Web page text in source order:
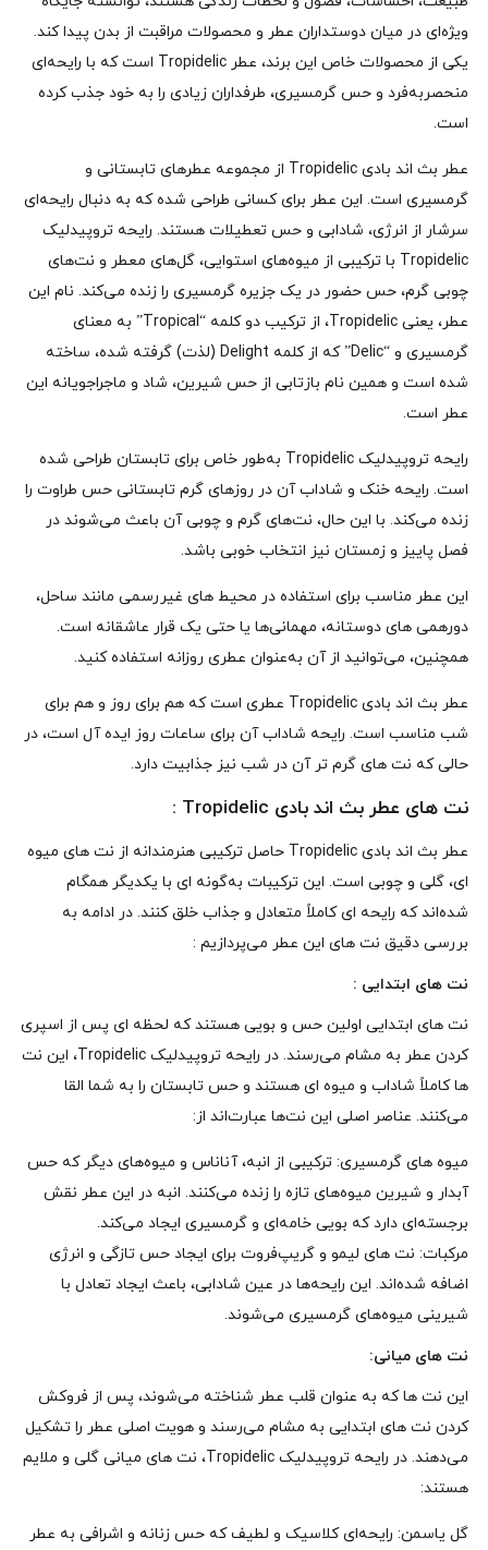
ویژه‌ای در میان دوستداران عطر و محصولات مراقبت از بدن پیدا کند.
یکی از محصولات خاص این برند، عطر Tropidelic است که با رایحه‌ای
منحصربه‌فرد و حس گرمسیری، طرفداران زیادی را به خود جذب کرده
است.
عطر بث اند بادی Tropidelic از مجموعه عطرهای تابستانی و
گرمسیری است. این عطر برای کسانی طراحی شده که به دنبال رایحه‌ای
سرشار از انرژی، شادابی و حس تعطیلات هستند. رایحه تروپیدلیک
Tropidelic با ترکیبی از میوه‌های استوایی، گل‌های معطر و نت‌های
چوبی گرم، حس حضور در یک جزیره گرمسیری را زنده می‌کند. نام این
عطر، یعنی Tropidelic، از ترکیب دو کلمه “Tropical” به معنای
گرمسیری و “Delic” که از کلمه Delight (لذت) گرفته شده، ساخته
شده است و همین نام بازتابی از حس شیرین، شاد و ماجراجویانه این
عطر است.
رایحه تروپیدلیک Tropidelic به‌طور خاص برای تابستان طراحی شده
است. رایحه خنک و شاداب آن در روزهای گرم تابستانی حس طراوت را
زنده می‌کند. با این حال، نت‌های گرم و چوبی آن باعث می‌شوند در
فصل پاییز و زمستان نیز انتخاب خوبی باشد.
این عطر مناسب برای استفاده در محیط‌ های غیررسمی مانند ساحل،
دورهمی‌ های دوستانه، مهمانی‌ها یا حتی یک قرار عاشقانه است.
همچنین، می‌توانید از آن به‌عنوان عطری روزانه استفاده کنید.
عطر بث اند بادی Tropidelic عطری است که هم برای روز و هم برای
شب مناسب است. رایحه شاداب آن برای ساعات روز ایده‌ آل است، در
حالی که نت‌ های گرم‌ تر آن در شب نیز جذابیت دارد.
نت های عطر بث اند بادی Tropidelic :
عطر بث اند بادی Tropidelic حاصل ترکیبی هنرمندانه از نت‌ های میوه‌
ای، گلی و چوبی است. این ترکیبات به‌گونه‌ ای با یکدیگر همگام
شده‌اند که رایحه‌ ای کاملاً متعادل و جذاب خلق کنند. در ادامه به
بررسی دقیق نت‌ های این عطر می‌پردازیم :
نت‌ های ابتدایی :
نت‌ های ابتدایی اولین حس و بویی هستند که لحظه‌ ای پس از اسپری
کردن عطر به مشام می‌رسند. در رایحه تروپیدلیک Tropidelic، این نت‌
ها کاملاً شاداب و میوه‌ ای هستند و حس تابستان را به شما القا
می‌کنند. عناصر اصلی این نت‌ها عبارت‌اند از:
میوه‌ های گرمسیری: ترکیبی از انبه، آناناس و میوه‌های دیگر که حس
آبدار و شیرین میوه‌های تازه را زنده می‌کنند. انبه در این عطر نقش
برجسته‌ای دارد که بویی خامه‌ای و گرمسیری ایجاد می‌کند.
مرکبات: نت‌ های لیمو و گریپ‌فروت برای ایجاد حس تازگی و انرژی
اضافه شده‌اند. این رایحه‌ها در عین شادابی، باعث ایجاد تعادل با
شیرینی میوه‌های گرمسیری می‌شوند.
نت‌ های میانی:
این نت‌ ها که به عنوان قلب عطر شناخته می‌شوند، پس از فروکش
کردن نت‌ های ابتدایی به مشام می‌رسند و هویت اصلی عطر را تشکیل
می‌دهند. در رایحه تروپیدلیک Tropidelic، نت‌ های میانی گلی و ملایم
هستند:
گل یاسمن: رایحه‌ای کلاسیک و لطیف که حس زنانه و اشرافی به عطر